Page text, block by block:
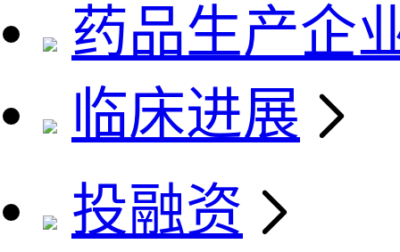
药品生产企
临床进展
投融资